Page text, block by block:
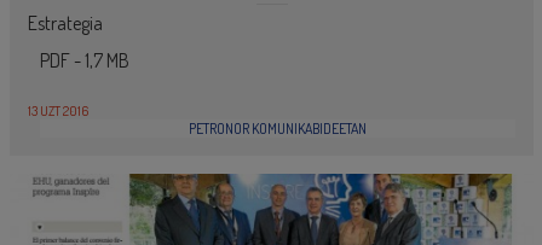
Estrategia
PDF - 1,7 MB
13 UZT 2016
PETRONOR KOMUNIKABIDEETAN